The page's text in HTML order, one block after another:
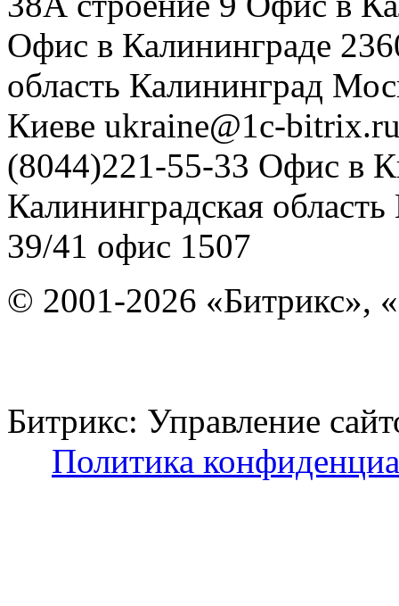
Офис в Калининграде
область Калининград
Киеве ukraine@1c-
(8044)221-55-33 Офис в
Калининградская область
39/41 офис 1507
© 2001-2026 «Битрикс»,
Битрикс: Управление
Политика